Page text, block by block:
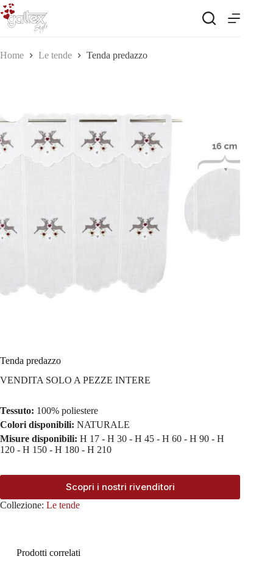
Salta
al
contenuto
Home Le tende Tenda predazzo
Tenda predazzo
VENDITA SOLO A PEZZE INTERE
Tessuto: 100% poliestere
Colori disponibili: NATURALE
Misure disponibili: H 17 - H 30 - H 45 - H 60 - H 90 - H
120 - H 150 - H 180 - H 210
Scopri i nostri rivenditori
Collezione: Le tende
Prodotti correlati